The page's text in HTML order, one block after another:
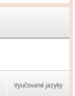
Vyučované jazyky